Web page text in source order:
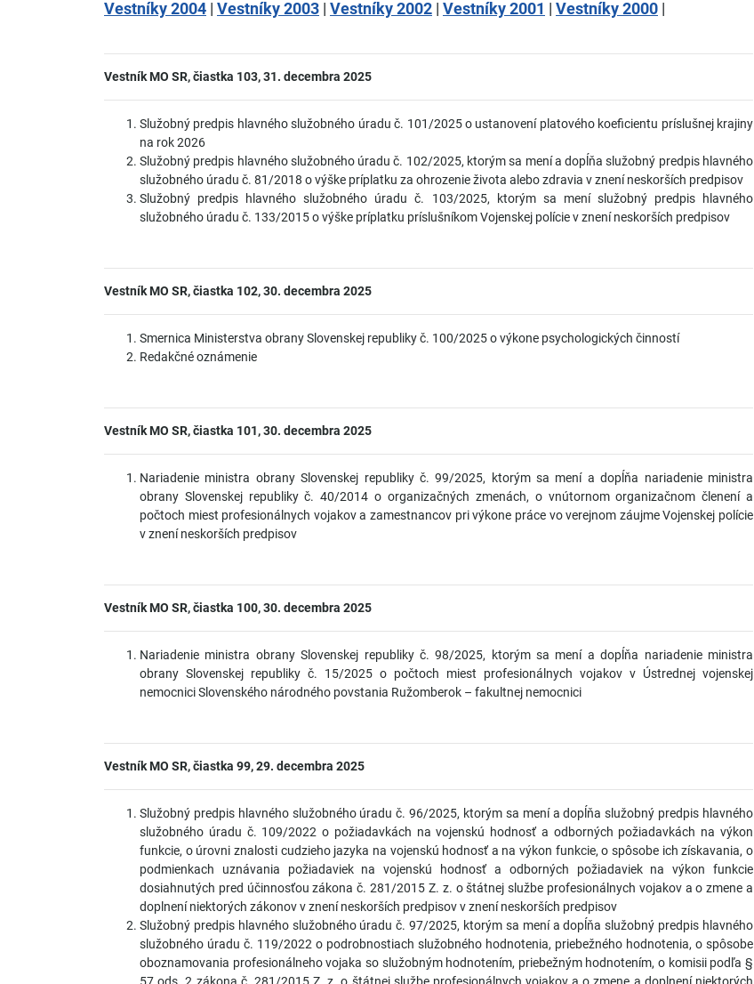
Vestníky 2004 | Vestníky 2003 | Vestníky 2002 | Vestníky 2001 | Vestníky 2000 |
Vestník MO SR, čiastka 103, 31. decembra 2025
Služobný predpis hlavného služobného úradu č. 101/2025 o ustanovení platového koeficientu príslušnej krajiny
na rok 2026
Služobný predpis hlavného služobného úradu č. 102/2025, ktorým sa mení a dopĺňa služobný predpis hlavného
služobného úradu č. 81/2018 o výške príplatku za ohrozenie života alebo zdravia v znení neskorších predpisov
Služobný predpis hlavného služobného úradu č. 103/2025, ktorým sa mení služobný predpis hlavného
služobného úradu č. 133/2015 o výške príplatku príslušníkom Vojenskej polície v znení neskorších predpisov
Vestník MO SR, čiastka 102, 30. decembra 2025
Smernica Ministerstva obrany Slovenskej republiky č. 100/2025 o výkone psychologických činností
Redakčné oznámenie
Vestník MO SR, čiastka 101, 30. decembra 2025
Nariadenie ministra obrany Slovenskej republiky č. 99/2025, ktorým sa mení a dopĺňa nariadenie ministra
obrany Slovenskej republiky č. 40/2014 o organizačných zmenách, o vnútornom organizačnom členení a
počtoch miest profesionálnych vojakov a zamestnancov pri výkone práce vo verejnom záujme Vojenskej polície
v znení neskorších predpisov
Vestník MO SR, čiastka 100, 30. decembra 2025
Nariadenie ministra obrany Slovenskej republiky č. 98/2025, ktorým sa mení a dopĺňa nariadenie ministra
obrany Slovenskej republiky č. 15/2025 o počtoch miest profesionálnych vojakov v Ústrednej vojenskej
nemocnici Slovenského národného povstania Ružomberok – fakultnej nemocnici
Vestník MO SR, čiastka 99, 29. decembra 2025
Služobný predpis hlavného služobného úradu č. 96/2025, ktorým sa mení a dopĺňa služobný predpis hlavného
služobného úradu č. 109/2022 o požiadavkách na vojenskú hodnosť a odborných požiadavkách na výkon
funkcie, o úrovni znalosti cudzieho jazyka na vojenskú hodnosť a na výkon funkcie, o spôsobe ich získavania, o
podmienkach uznávania požiadaviek na vojenskú hodnosť a odborných požiadaviek na výkon funkcie
dosiahnutých pred účinnosťou zákona č. 281/2015 Z. z. o štátnej službe profesionálnych vojakov a o zmene a
doplnení niektorých zákonov v znení neskorších predpisov v znení neskorších predpisov
Služobný predpis hlavného služobného úradu č. 97/2025, ktorým sa mení a dopĺňa služobný predpis hlavného
služobného úradu č. 119/2022 o podrobnostiach služobného hodnotenia, priebežného hodnotenia, o spôsobe
oboznamovania profesionálneho vojaka so služobným hodnotením, priebežným hodnotením, o komisii podľa §